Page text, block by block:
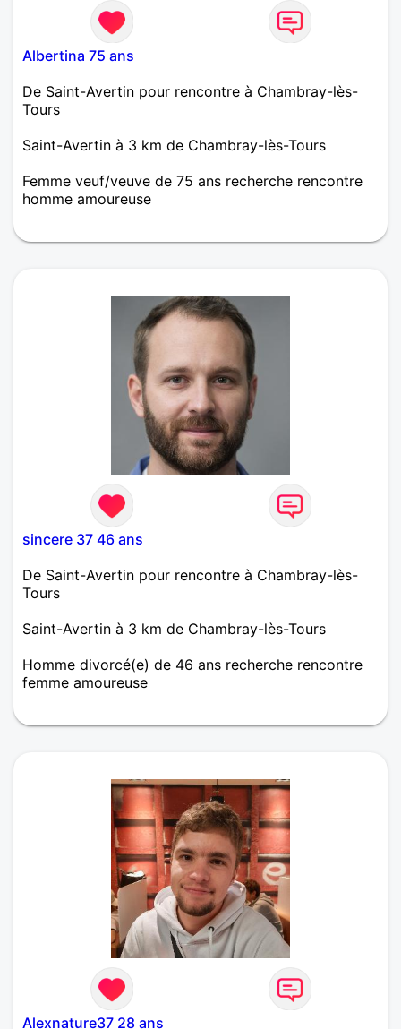
Albertina 75 ans
De Saint-Avertin pour rencontre à Chambray-lès-
Tours
Saint-Avertin à 3 km de Chambray-lès-Tours
Femme veuf/veuve de 75 ans recherche rencontre
homme amoureuse
« La chance appartient à tout le monde, il suffit
moment, il suffit d'échanger et de partager et nous
verrons bien, la bonne personne sera trouvée et
pour la bonne raison..
sincere 37 46 ans
De Saint-Avertin pour rencontre à Chambray-lès-
Tours
Saint-Avertin à 3 km de Chambray-lès-Tours
Homme divorcé(e) de 46 ans recherche rencontre
femme amoureuse
de la vie.
Alexnature37 28 ans